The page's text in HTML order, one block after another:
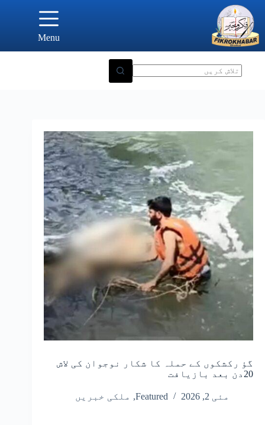
content
Menu
گؤ رکشکوں کے حملہ کا شکار نوجوان کی لاش
20دن بعد بازیافت
مئی 2, 2026 Featured
, ملکی خبریں